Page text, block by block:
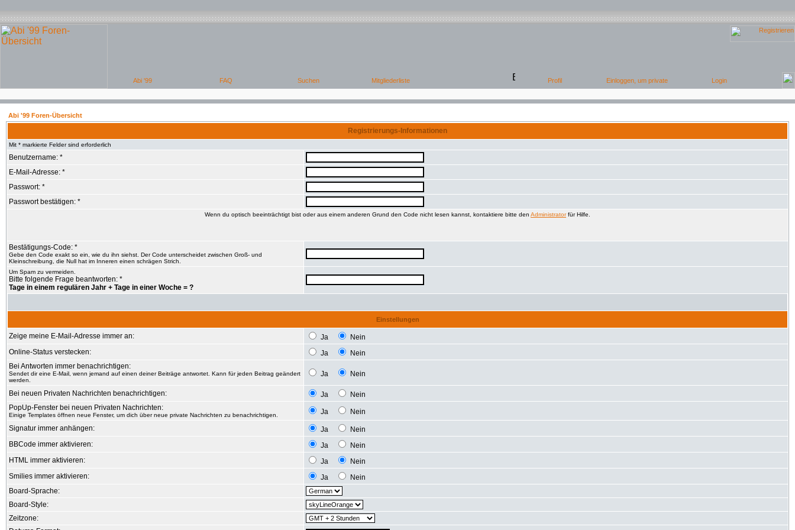
Abi '99 Foren-Übersicht
Registrierungs-Informationen
Mit * markierte Felder sind erforderlich
Benutzername: *
E-Mail-Adresse: *
Passwort: *
Passwort bestätigen: *
Wenn du optisch beeinträchtigt bist oder aus einem anderen Grund den Code nicht lesen kannst, kontaktiere bitte den Administratorfür Hilfe.
Bestätigungs-Code: *
Gebe den Code exakt so ein, wie du ihn siehst. Der Code unterscheidet zwischen Groß- und
Kleinschreibung, die Null hat im Inneren einen schrägen Strich.
Um Spam zu vermeiden.
Bitte folgende Frage beantworten: *
Tage in einem regulären Jahr + Tage in einer Woche = ?
Einstellungen
Zeige meine E-Mail-Adresse immer an: Ja
Nein
Online-Status verstecken:
Ja
Nein
Bei Antworten immer benachrichtigen:
Sendet dir eine E-Mail, wenn jemand auf einen deiner Beiträge antwortet. Kann für jeden Beitrag geändert
werden.
Ja Nein
Bei neuen Privaten Nachrichten benachrichtigen: Ja
Nein
PopUp-Fenster bei neuen Privaten Nachrichten:
Einige Templates öffnen neue Fenster, um dich über neue private Nachrichten zu benachrichtigen. Ja
Nein
Signatur immer anhängen:
Ja
Nein
BBCode immer aktivieren:
Ja
Nein
HTML immer aktivieren:
Ja
Nein
Smilies immer aktivieren:
Ja
Nein
Board-Sprache:
Board-Style:
Zeitzone: